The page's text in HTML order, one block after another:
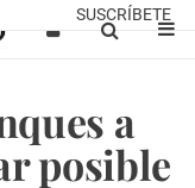
SUSCRÍBETE
a
posible